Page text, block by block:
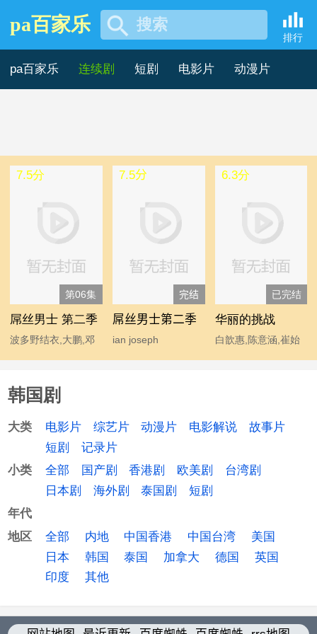
法国韩国剧 -pa百家乐
pa百家乐 搜索
排行
pa百家乐 连续剧 短剧 电影片 动漫片
第06集
7.5分
屌丝男士 第二季
波多野结衣,大鹏,邓
超,宫睿,韩寒,贾玲,姜
马丽,汤唯,王小利,王
学兵,王学圻,温兆伦,
德,于嘉,袁成杰
完结
7.5分
屌丝男士第二季
ian joseph
somerhalder,mc石
林志玲 chiling lin,柳
已完结
6.3分
华丽的挑战
白歆惠,陈意涵,崔始
源,金勤,李东海,许玮
韩国剧
大类 电影片 综艺片 动漫片 电影解说
故事片
短剧
记录片
小类
全部 国产剧 香港剧 欧美剧
台湾剧
日本剧
海外剧 泰国剧
短剧
年代
地区
全部 内地 中国香港 中国台湾
美国
日本
韩国 泰国 加拿大 德国
英国
印度
其他